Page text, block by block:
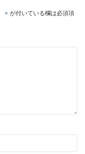
※ が付いている欄は必須項